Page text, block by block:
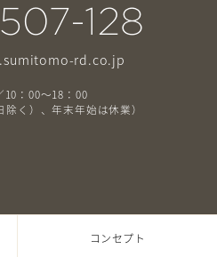
128
rd.co.jp
10：00〜18：00
除く）、年末年始は休業）
コンセプト